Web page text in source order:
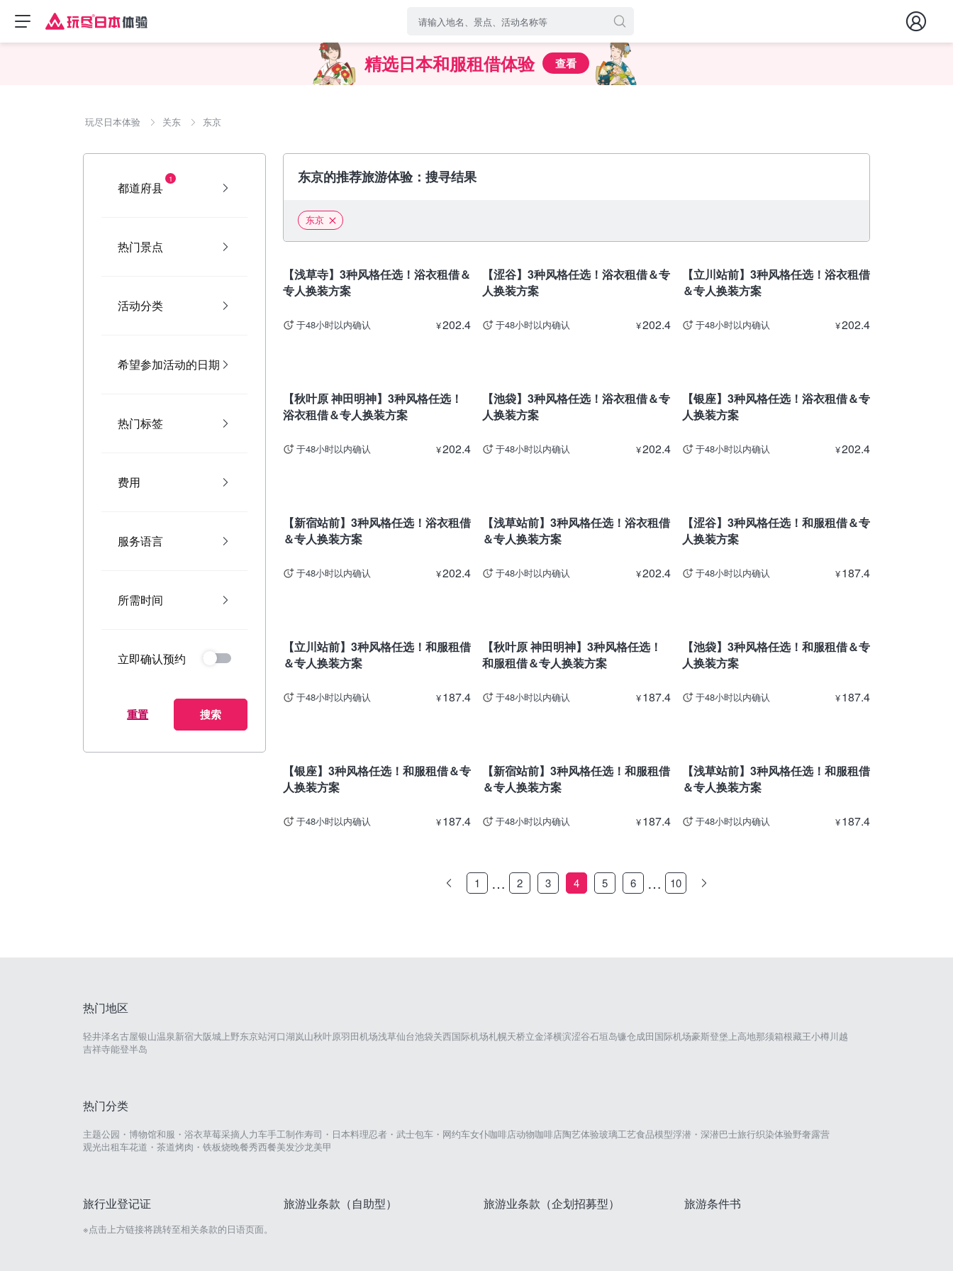
精选日本和服租借体验 查看
玩尽日本体验 关东 东京
都道府县
1
热门景点
活动分类
希望参加活动的日期
热门标签
费用
服务语言
所需时间
立即确认预约
重置 搜索
东京的推荐旅游体验：搜寻结果
东京
【浅草寺】3种风格任选！浴衣租借＆
专人换装方案
于48小时以内确认 ¥202.4
【涩谷】3种风格任选！浴衣租借＆专
人换装方案
于48小时以内确认 ¥202.4
【立川站前】3种风格任选！浴衣租借
＆专人换装方案
于48小时以内确认 ¥202.4
【秋叶原 神田明神】3种风格任选！
浴衣租借＆专人换装方案
于48小时以内确认 ¥202.4
【池袋】3种风格任选！浴衣租借＆专
人换装方案
于48小时以内确认 ¥202.4
【银座】3种风格任选！浴衣租借＆专
人换装方案
于48小时以内确认 ¥202.4
【新宿站前】3种风格任选！浴衣租借
＆专人换装方案
于48小时以内确认 ¥202.4
【浅草站前】3种风格任选！浴衣租借
＆专人换装方案
于48小时以内确认 ¥202.4
【涩谷】3种风格任选！和服租借＆专
人换装方案
于48小时以内确认 ¥187.4
【立川站前】3种风格任选！和服租借
＆专人换装方案
于48小时以内确认 ¥187.4
【秋叶原 神田明神】3种风格任选！
和服租借＆专人换装方案
于48小时以内确认 ¥187.4
【池袋】3种风格任选！和服租借＆专
人换装方案
于48小时以内确认 ¥187.4
【银座】3种风格任选！和服租借＆专
人换装方案
于48小时以内确认 ¥187.4
【新宿站前】3种风格任选！和服租借
＆专人换装方案
于48小时以内确认 ¥187.4
【浅草站前】3种风格任选！和服租借
＆专人换装方案
于48小时以内确认 ¥187.4
1 … 2 3 4 5 6 … 10
热门地区
轻井泽名古屋银山温泉新宿大阪城 上野东京站河口湖岚山秋叶原羽田机场浅草仙台池袋关西国际机场札幌天桥立金泽横滨涩谷石垣岛镰仓成田国际机场豪斯登堡 上高地那须箱根藏王小樽川越
吉祥寺能登半岛
热门分类
主题公园・博物馆和服・浴衣草莓采摘 人力车手工制作寿司・日本料理忍者・武士包车・网约车女仆咖啡店动物咖啡店陶艺体验玻璃工艺食品模型浮潜・深潜巴士旅行织染体验野奢露营
观光出租车花道・茶道烤肉・铁板烧晚餐秀西餐美发沙龙美甲
旅行业登记证 旅游业条款（自助型） 旅游业条款（企划招募型） 旅游条件书
※点击上方链接将跳转至相关条款的日语页面。